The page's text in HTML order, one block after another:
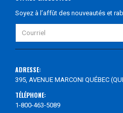
Soyez à l’affût des nouveautés et
ADRESSE:
395, AVENUE MARCONI QUÉBEC
TÉLÉPHONE:
1-800-463-5089